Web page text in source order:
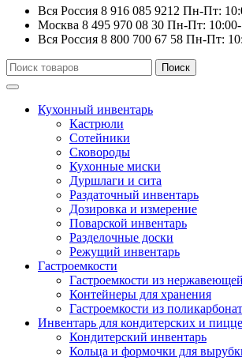
Вся Россия 8 916 085 9212 Пн-Пт:
Москва 8 495 970 08 30 Пн-Пт: 10:00-
Вся Россия 8 800 700 67 58 Пн-Пт:
Искать:
Поиск
Кухонный инвентарь
Кастрюли
Сотейники
Сковороды
Кухонные миски
Дуршлаги и сита
Раздаточный инвентарь
Дозировка и измерение
Поварской инвентарь
Разделочные доски
Режущий инвентарь
Гастроемкости
Гастроемкости из
Контейнеры для хранения
Гастроемкости из
Инвентарь для кондитерских и
Кондитерский инвентарь
Кольца и формочки для